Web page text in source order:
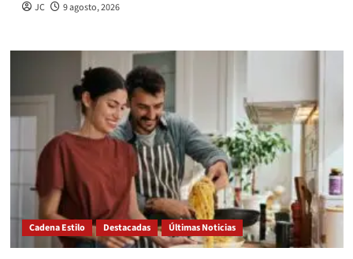
JC 9 agosto, 2026
Cadena Estilo Destacadas Últimas Noticias